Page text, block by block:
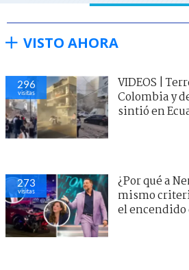
VISTO AHORA
296
visitas
VIDEOS |
Colombia y
sintió en
273
visitas
¿Por qué a
mismo
el encendido